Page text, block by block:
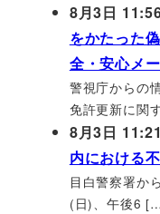
8月3日
をかたった
全・安心メ
警視庁からの
免許更新に関
8月3日
内における
目白警察署か
(日)、午後6